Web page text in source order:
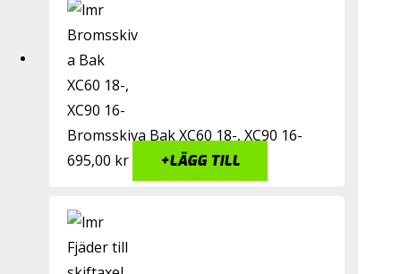
Bromsskiva Bak XC60 18-, XC90 16-
695,00 kr +LÄGG TILL